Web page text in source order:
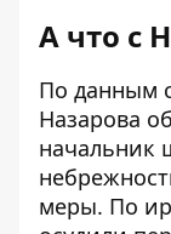
А что с
По данным
Назарова
начальник
меры. По